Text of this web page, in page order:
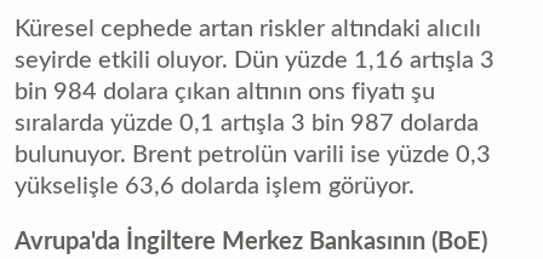
Küresel cephede artan riskler altındaki alıcılı
seyirde etkili oluyor. Dün yüzde 1,16 artışla 3
bin 984 dolara çıkan altının ons fiyatı şu
sıralarda yüzde 0,1 artışla 3 bin 987 dolarda
bulunuyor. Brent petrolün varili ise yüzde 0,3
yükselişle 63,6 dolarda işlem görüyor.
Avrupa'da İngiltere Merkez Bankasının (BoE)